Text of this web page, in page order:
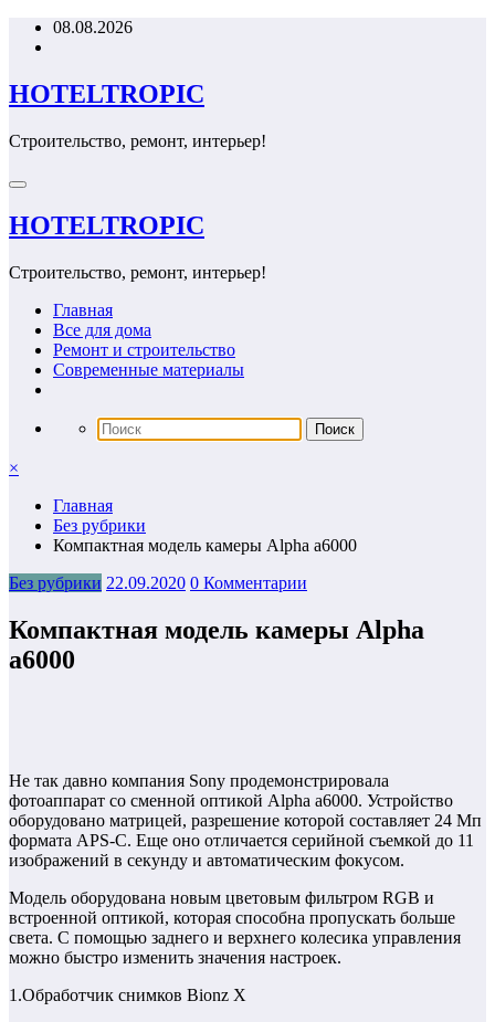
Перейти08.08.2026
HOTELTROPIC
Строительство, ремонт, интерьер!
HOTELTROPIC
Строительство, ремонт, интерьер!
Главная
Все для дома
Ремонт и строительство
Современные материалы
×
Главная
Без рубрики
Компактная модель камеры Alpha a6000
Без рубрики 22.09.2020 0 Комментарии
Компактная модель камеры Alpha
a6000
Не так давно компания Sony продемонстрировала
фотоаппарат со сменной оптикой Alpha a6000. Устройство
оборудовано матрицей, разрешение которой составляет 24 Мп
формата APS-C. Еще оно отличается серийной съемкой до 11
изображений в секунду и автоматическим фокусом.
Модель оборудована новым цветовым фильтром RGB и
встроенной оптикой, которая способна пропускать больше
света. С помощью заднего и верхнего колесика управления
можно быстро изменить значения настроек.
1.Обработчик снимков Bionz X